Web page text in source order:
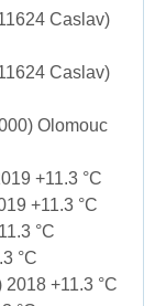
Caslav)
Caslav)
Olomouc
+11.3 °C
+11.3 °C
°C
°C
+11.3 °C